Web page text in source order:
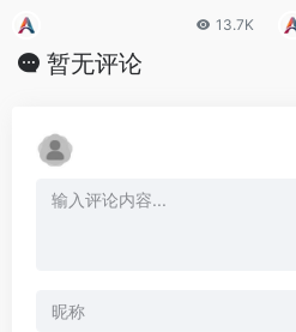
免费 AI 入门课》
13.7K
暂无评论